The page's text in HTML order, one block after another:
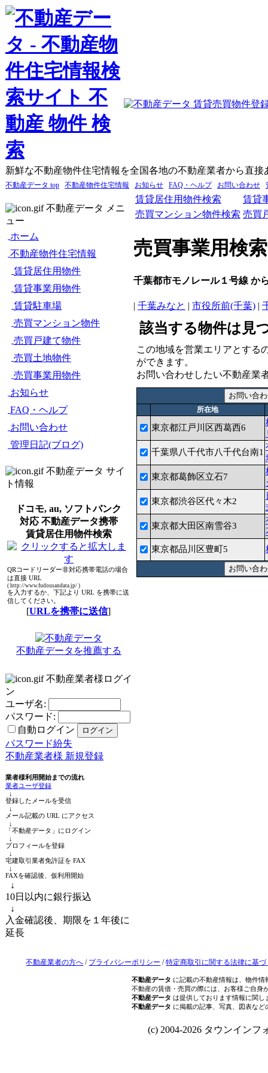
新鮮な不動産物件住宅情報を全国各地の不動産業者から直接
不動産データ top 不動産物件住宅情報 お知らせ FAQ・ヘルプ お問い合わせ
不動産データ メニ
ュー
ホーム
不動産物件住宅情報
賃貸居住用物件
賃貸事業用物件
賃貸駐車場
売買マンション物件
売買戸建て物件
売買土地物件
売買事業用物件
お知らせ
FAQ・ヘルプ
お問い合わせ
管理日記(ブログ)
不動産データ サイ
ト情報
ドコモ, au, ソフトバンク
対応 不動産データ携帯
賃貸居住用物件検索
QRコードリーダー非対応携帯電話の場合
は直接 URL
( http://www.fudousandata.jp/ )
を入力するか、下記より URL を携帯に送
信してください。
[URLを携帯に送信]
不動産データを推薦する
不動産業者様ログイ
ン
ユーザ名:
パスワード:
自動ログイン
パスワード紛失
不動産業者様 新規登録
業者様利用開始までの流れ
業者ユーザ登録
↓
登録したメールを受信
↓
メール記載の URL にアクセス
↓
「不動産データ」にログイン
↓
プロフィールを登録
↓
宅建取引業者免許証を FAX
↓
FAXを確認後、仮利用開始
↓
10日以内に銀行振込
↓
入金確認後、期限を１年後に
延長
賃貸居住用物件検索
賃貸
売買マンション物件検索 売買
売買事業用検索
千葉都市モノレール１号線 か
| 千葉みなと | 市役所前(千葉) |
該当する物件は見
この地域を営業エリアとする
ができます。
お問い合わせしたい不動産業
所在地
東京都江戸川区西葛西6
千葉県八千代市八千代台南1
東京都葛飾区立石7
東京都渋谷区代々木2
東京都大田区南雪谷3
東京都品川区豊町5
不動産業者の方へ / プライバシーポリシー /特定商取引に関する法律に基
不動産データ に記載の不動産情報は、物件
不動産の賃借・売買の際には、お客様ご自身
不動産データ は提供しております情報に関し
不動産データ に掲載の記事、写真、図表な
(c) 2004-2026 タウンインフ